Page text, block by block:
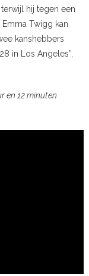
hij tegen een
Twigg kan
kanshebbers
in Los Angeles”,
en 12 minuten